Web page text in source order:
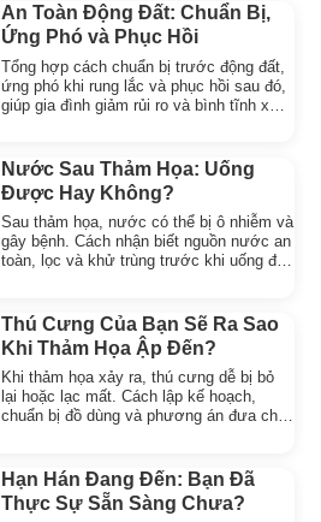
An Toàn Động Đất: Chuẩn Bị,
Ứng Phó và Phục Hồi
Tổng hợp cách chuẩn bị trước động đất,
ứng phó khi rung lắc và phục hồi sau đó,
giúp gia đình giảm rủi ro và bình tĩnh xử
Nước Sau Thảm Họa: Uống
Được Hay Không?
Sau thảm họa, nước có thể bị ô nhiễm và
gây bệnh. Cách nhận biết nguồn nước an
toàn, lọc và khử trùng trước khi uống để
Thú Cưng Của Bạn Sẽ Ra Sao
Khi Thảm Họa Ập Đến?
Khi thảm họa xảy ra, thú cưng dễ bị bỏ
lại hoặc lạc mất. Cách lập kế hoạch,
chuẩn bị đồ dùng và phương án đưa chó
Hạn Hán Đang Đến: Bạn Đã
Thực Sự Sẵn Sàng Chưa?